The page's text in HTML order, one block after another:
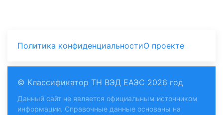
Политика конфиденциальностиО проекте
© Классификатор ТН ВЭД ЕАЭС 2026 год
Данный сайт не является официальным источником
информации. Справочные данные основаны на